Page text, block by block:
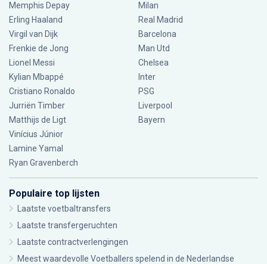
Memphis Depay
Erling Haaland
Virgil van Dijk
Frenkie de Jong
Lionel Messi
Kylian Mbappé
Cristiano Ronaldo
Jurriën Timber
Matthijs de Ligt
Vinícius Júnior
Lamine Yamal
Ryan Gravenberch
Milan
Real Madrid
Barcelona
Man Utd
Chelsea
Inter
PSG
Liverpool
Bayern
Populaire top lijsten
Laatste voetbaltransfers
Laatste transfergeruchten
Laatste contractverlengingen
Meest waardevolle Voetballers spelend in de Nederlandse